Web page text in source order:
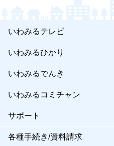
いわみるテレビ
いわみるひかり
いわみるでんき
いわみるコミチャン
サポート
各種手続き/資料請求